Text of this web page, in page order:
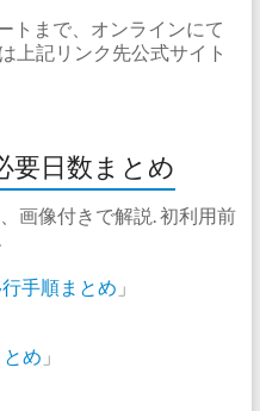
トまで、オンラインにて
上記リンク先公式サイト
要日数まとめ
画像付きで解説. 初利用前
手順まとめ 」
め 」